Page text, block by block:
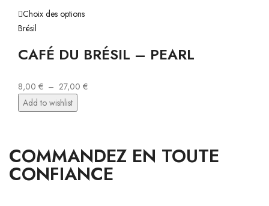
Choix des options
Brésil
CAFÉ DU BRÉSIL – PEARL
8,00 € – 27,00 €
Add to wishlist
COMMANDEZ EN TOUTE
CONFIANCE